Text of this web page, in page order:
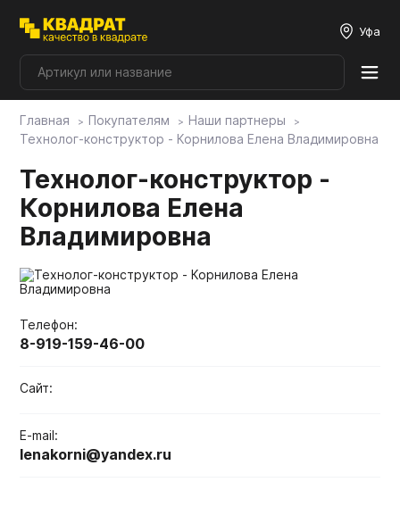
Уфа
Плитные материалы
Фурнитура
Столешницы
Главная Покупателям
Наши партнеры
Технолог-конструктор - Корнилова Елена Владимировна
Технолог-конструктор -
Корнилова Елена
Владимировна
Телефон:
8-919-159-46-00
Сайт:
E-mail:
lenakorni@yandex.ru